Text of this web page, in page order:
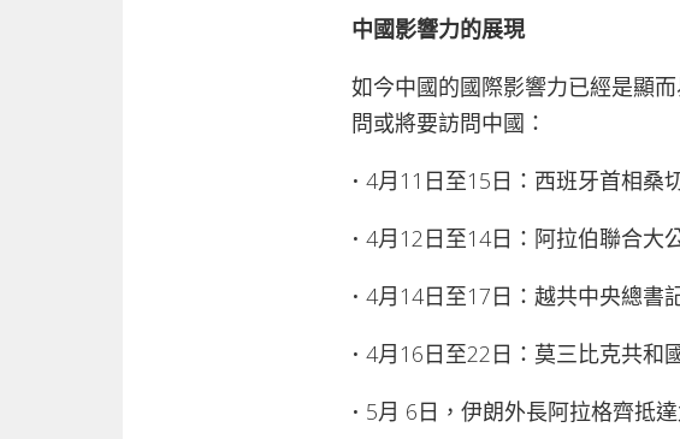
中國影響力的展現
如今中國的國際影響力已經是顯
問或將要訪問中國：
• 4月11日至15日：西班牙首相桑
• 4月12日至14日：阿拉伯聯合大
• 4月14日至17日：越共中央總書
• 4月16日至22日：莫三比克共和
• 5月 6日，伊朗外長阿拉格齊抵